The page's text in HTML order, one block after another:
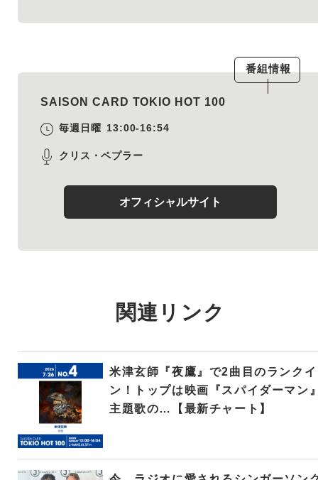
番組情報
SAISON CARD TOKIO HOT 100
毎週日曜 13:00-16:54
クリス・ペプラー
オフィシャルサイト
関連リンク
米津玄師『夜鷹』で2曲目のランクイ
ン！トップは映画『スパイダーマン
主題歌の…【最新チャート】